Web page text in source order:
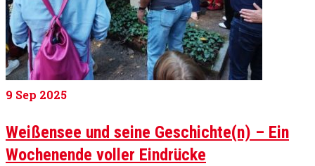
9 Sep 2025
Weißensee und seine Geschichte(n) – Ein
Wochenende voller Eindrücke